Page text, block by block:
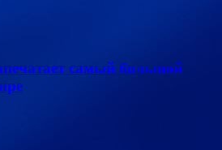
самый большой